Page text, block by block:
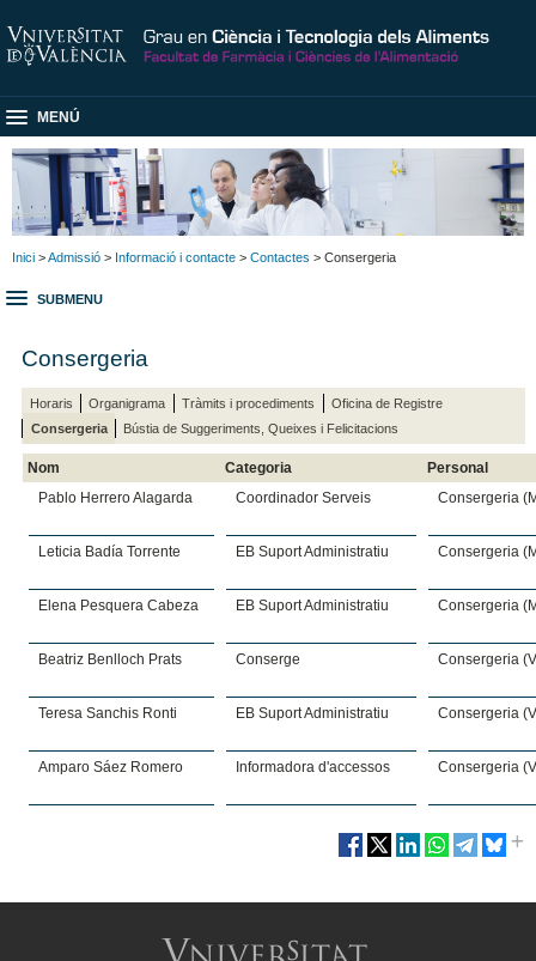
MENÚ
Inici >Admissió > Informació i contacte > Contactes > Consergeria
SUBMENU
Consergeria
Horaris Organigrama Tràmits i procediments
Oficina de Registre
Consergeria
Bústia de Suggeriments, Queixes i Felicitacions
Nom Categoria
Personal
Pablo Herrero Alagarda
Coordinador Serveis Consergeria
Leticia Badía Torrente EB Suport Administratiu Consergeria
Elena Pesquera Cabeza EB Suport Administratiu Consergeria
Beatriz Benlloch Prats Conserge Consergeria
Teresa Sanchis Ronti EB Suport Administratiu Consergeria
Amparo Sáez Romero Informadora d'accessos Consergeria